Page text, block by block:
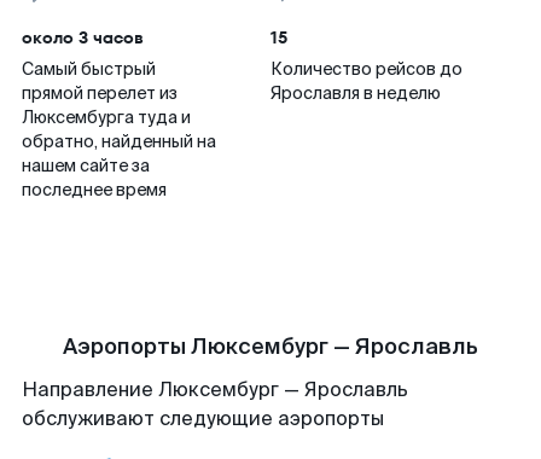
около 3 часов
Самый быстрый
прямой перелет из
Люксембурга туда и
обратно, найденный на
нашем сайте за
последнее время
15
Количество рейсов до
Ярославля в неделю
Аэропорты Люксембург — Ярославль
Направление Люксембург — Ярославль
обслуживают следующие аэропорты